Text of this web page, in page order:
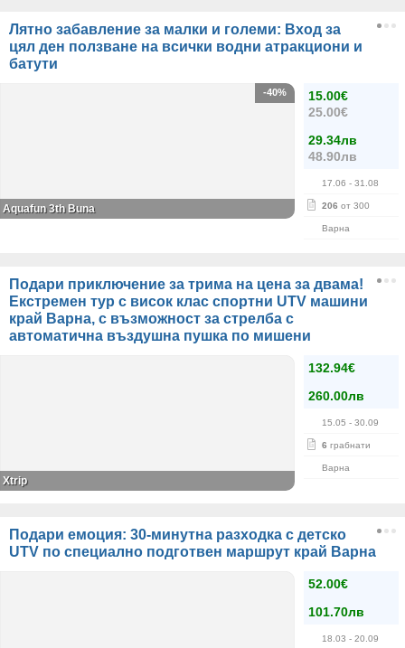
Лятно забавление за малки и големи: Вход за
цял ден ползване на всички водни атракциони и
батути
15.00€
25.00€
29.34лв
48.90лв
17.06 - 31.08
206 от 300
Варна
-40%
Aquafun 3th Buna
Подари приключение за трима на цена за двама!
Екстремен тур с висок клас спортни UTV машини
край Варна, с възможност за стрелба с
автоматична въздушна пушка по мишени
132.94€
260.00лв
15.05 - 30.09
6 грабнати
Варна
Xtrip
Подари емоция: 30-минутна разходка с детско
UTV по специално подготвен маршрут край Варна
52.00€
101.70лв
18.03 - 20.09